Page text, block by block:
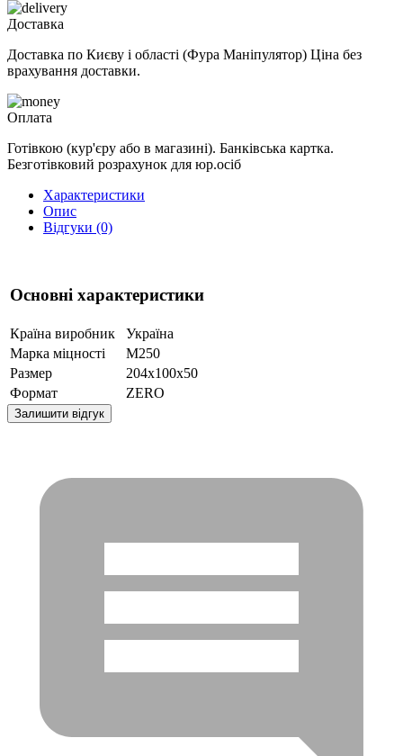
Доставка
Доставка по Києву і області (Фура Маніпулятор) Ціна без
врахування доставки.
Оплата
Готівкою (кур'єру або в магазині). Банківська картка.
Безготівковий розрахунок для юр.осіб
Характеристики
Опис
Відгуки (0)
Основні характеристики
Країна виробник
Україна
Марка міцності
М250
Размер
204x100x50
Формат
ZERO
Залишити відгук